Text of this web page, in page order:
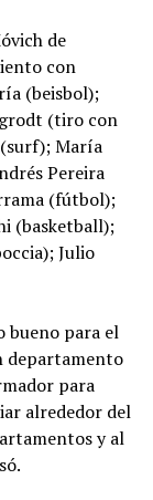
de
con
(beisbol);
(tiro con
María
Pereira
(fútbol);
(basketball);
Julio
bueno para el
departamento
para
alrededor del
y al